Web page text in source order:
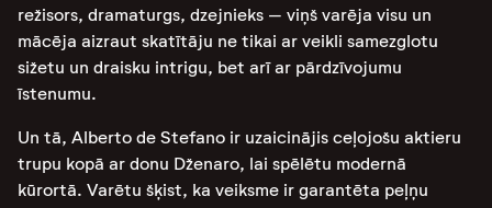
režisors, dramaturgs, dzejnieks – viņš varēja visu un
mācēja aizraut skatītāju ne tikai ar veikli samezglotu
sižetu un draisku intrigu, bet arī ar pārdzīvojumu
īstenumu.
Un tā, Alberto de Stefano ir uzaicinājis ceļojošu aktieru
trupu kopā ar donu Dženaro, lai spēlētu modernā
kūrortā. Varētu šķist, ka veiksme ir garantēta peļņu